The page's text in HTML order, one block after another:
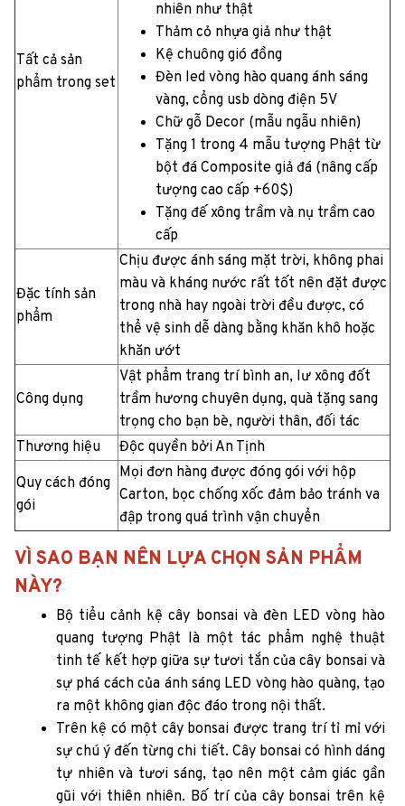
Tất cả sản
phẩm trong set
nhiên như thật
Thảm cỏ nhựa giả như thật
Kệ chuông gió đồng
Đèn led vòng hào quang ánh sáng
vàng, cổng usb dòng điện 5V
Chữ gỗ Decor (mẫu ngẫu nhiên)
Tặng 1 trong 4 mẫu tượng Phật từ
bột đá Composite giả đá (nâng cấp
tượng cao cấp +60$)
Tặng đế xông trầm và nụ trầm cao
cấp
Đặc tính sản
phẩm
Chịu được ánh sáng mặt trời, không phai
màu và kháng nước rất tốt nên đặt được
trong nhà hay ngoài trời đều được, có
thể vệ sinh dễ dàng bằng khăn khô hoặc
khăn ướt
Công dụng
Vật phẩm trang trí bình an, lư xông đốt
trầm hương chuyên dụng, quà tặng sang
trọng cho bạn bè, người thân, đối tác
Thương hiệu
Độc quyền bởi An Tịnh
Quy cách đóng
gói
Mọi đơn hàng được đóng gói với hộp
Carton, bọc chống xốc đảm bảo tránh va
đập trong quá trình vận chuyển
VÌ SAO BẠN NÊN LỰA CHỌN SẢN PHẨM
NÀY?
Bộ tiểu cảnh kệ cây bonsai và đèn LED vòng hào
quang tượng Phật là một tác phẩm nghệ thuật
tinh tế kết hợp giữa sự tươi tắn của cây bonsai và
sự phá cách của ánh sáng LED vòng hào quàng, tạo
ra một không gian độc đáo trong nội thất.
Trên kệ có một cây bonsai được trang trí tỉ mỉ với
sự chú ý đến từng chi tiết. Cây bonsai có hình dáng
tự nhiên và tươi sáng, tạo nên một cảm giác gần
gũi với thiên nhiên. Bố trí của cây bonsai trên kệ